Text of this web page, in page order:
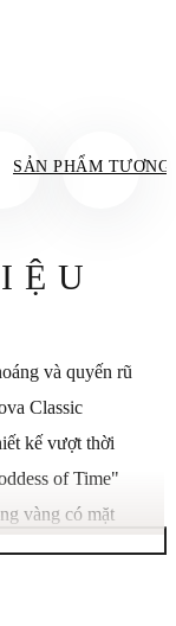
SẢN PHẨM TƯƠNG
và quyến rũ
Classic
kế vượt thời
of Time"
vàng có mặt
bóng... Mặt